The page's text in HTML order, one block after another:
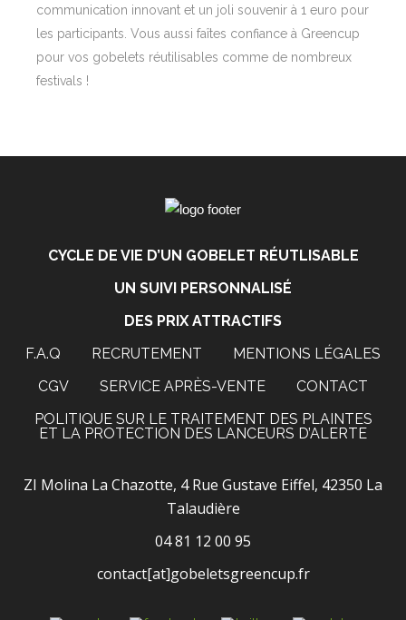
communication innovant et un joli souvenir à 1 euro pour
les participants. Vous aussi faîtes confiance à Greencup
pour vos gobelets réutilisables comme de nombreux
festivals !
CYCLE DE VIE D’UN GOBELET RÉUTLISABLE
UN SUIVI PERSONNALISÉ
DES PRIX ATTRACTIFS
F.A.Q
RECRUTEMENT
MENTIONS LÉGALES
CGV
SERVICE APRÈS-VENTE
CONTACT
POLITIQUE SUR LE TRAITEMENT DES PLAINTES
ET LA PROTECTION DES LANCEURS D’ALERTE
ZI Molina La Chazotte, 4 Rue Gustave Eiffel, 42350 La
Talaudière
04 81 12 00 95
contact[at]gobeletsgreencup.fr